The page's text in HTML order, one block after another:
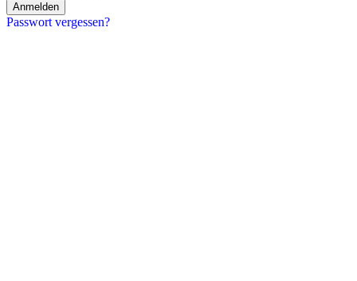
Anmelden
Passwort vergessen?